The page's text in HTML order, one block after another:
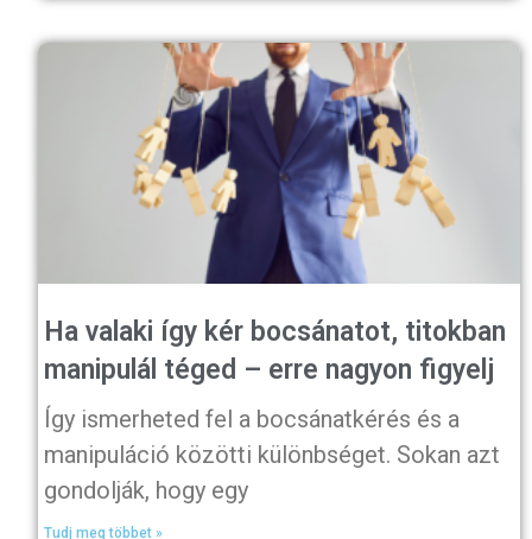
Ha valaki így kér bocsánatot, titokban
manipulál téged – erre nagyon figyelj
Így ismerheted fel a bocsánatkérés és a
manipuláció közötti különbséget. Sokan azt
gondolják, hogy egy
Tudj meg többet »